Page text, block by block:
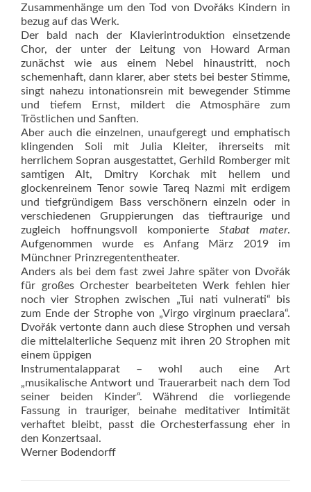
Zusammenhänge um den Tod von Dvořáks Kindern in
bezug auf das Werk.
Der bald nach der Klavierintroduktion einsetzende
Chor, der unter der Leitung von Howard Arman
zunächst wie aus einem Nebel hinaustritt, noch
schemenhaft, dann klarer, aber stets bei bester Stimme,
singt nahezu intonationsrein mit bewegender Stimme
und tiefem Ernst, mildert die Atmosphäre zum
Tröstlichen und Sanften.
Aber auch die einzelnen, unaufgeregt und emphatisch
klingenden Soli mit Julia Kleiter, ihrerseits mit
herrlichem Sopran ausgestattet, Gerhild Romberger mit
samtigen Alt, Dmitry Korchak mit hellem und
glockenreinem Tenor sowie Tareq Nazmi mit erdigem
und tiefgründigem Bass verschönern einzeln oder in
verschiedenen Gruppierungen das tieftraurige und
zugleich hoffnungsvoll komponierte Stabat mater.
Aufgenommen wurde es Anfang März 2019 im
Münchner Prinzregententheater.
Anders als bei dem fast zwei Jahre später von Dvořák
für großes Orchester bearbeiteten Werk fehlen hier
noch vier Strophen zwischen „Tui nati vulnerati“ bis
zum Ende der Strophe von „Virgo virginum praeclara“.
Dvořák vertonte dann auch diese Strophen und versah
die mittelalterliche Sequenz mit ihren 20 Strophen mit
einem üppigen
Instrumentalapparat – wohl auch eine Art
„musikalische Antwort und Trauerarbeit nach dem Tod
seiner beiden Kinder“. Während die vorliegende
Fassung in trauriger, beinahe meditativer Intimität
verhaftet bleibt, passt die Orchesterfassung eher in
den Konzertsaal.
Werner Bodendorff